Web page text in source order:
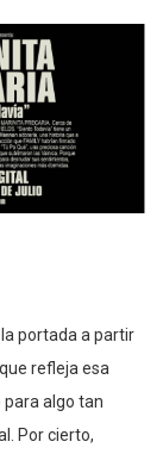
portada a partir
refleja esa
algo tan
Por cierto,